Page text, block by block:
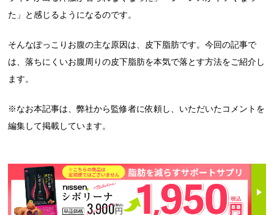
た」と感じるようになるのです。
そんなぽっこりお腹の主な原因は、皮下脂肪です。今回の記事で
は、落ちにくいお腹周りの皮下脂肪を本気で落とす方法をご紹介し
ます。
※なお本記事は、弊社から監修者に依頼し、いただいたコメントを
編集して掲載しています。